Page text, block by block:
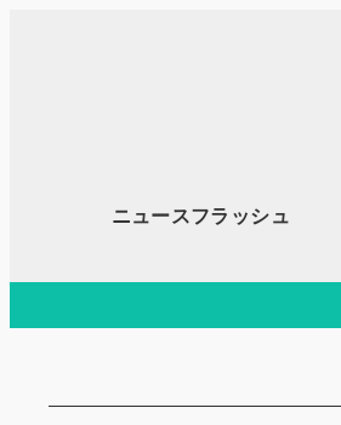
移
ニュースフラッシュ